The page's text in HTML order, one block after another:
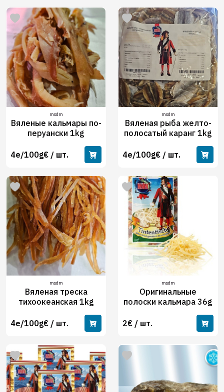
msdm
Вяленые кальмары по-
перуански 1kg
4e/100g€ / шт.
msdm
Вяленая рыба желто-
полосатый каранг 1kg
4e/100g€ / шт.
msdm
Вяленая треска
тихоокеанская 1kg
4e/100g€ / шт.
msdm
Оригинальные
полоски кальмара 36g
2€ / шт.